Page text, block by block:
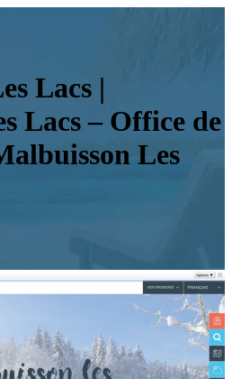
Lacs |
Lacs – Office de
Les